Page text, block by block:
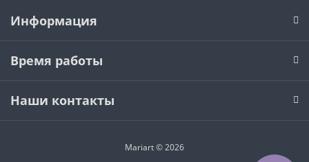
Информация
Время работы
Наши контакты
Mariart © 2026